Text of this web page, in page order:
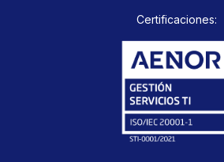
Certificaciones: